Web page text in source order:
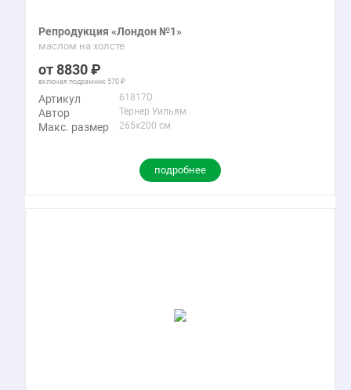
Репродукция «Лондон №1»
маслом на холсте
8830
включая подрамник 570
Артикул 61817D
Автор Тёрнер Уильям
Макс. размер 265x200 см
подробнее